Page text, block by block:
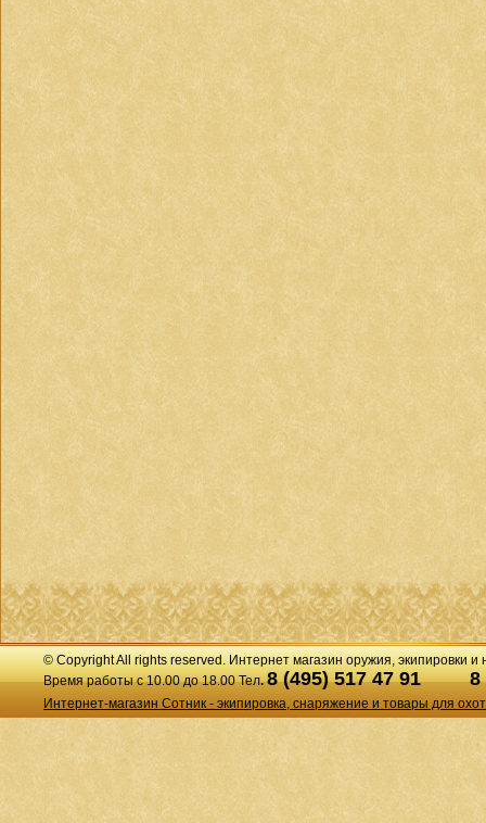
© Copyright All rights reserved. Интернет магазин оружия, экипировки и
Время работы с 10.00 до 18.00 Тел. 8 (495) 517 47 918
Интернет-магазин Сотник - экипировка, снаряжение и товары для